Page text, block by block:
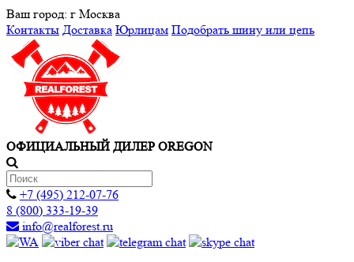
Ваш город: г Москва
Контакты Доставка Юрлицам Подобрать шину или цепь
ОФИЦИАЛЬНЫЙ ДИЛЕР OREGON
+7 (495) 212-07-76
8 (800) 333-19-39
info@realforest.ru